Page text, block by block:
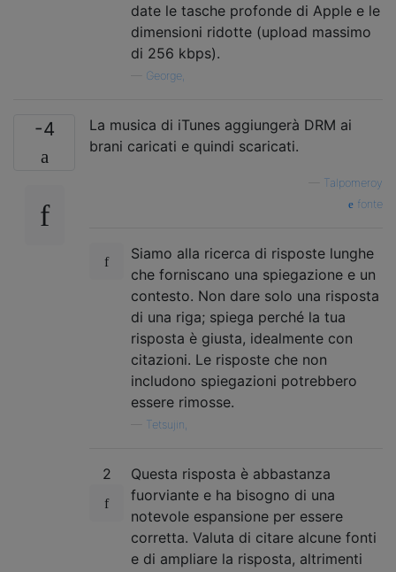
date le tasche profonde di Apple e le
dimensioni ridotte (upload massimo
di 256 kbps).
George,
-4
La musica di iTunes aggiungerà DRM ai
brani caricati e quindi scaricati.
Talpomeroy
fonte
Siamo alla ricerca di risposte lunghe
che forniscano una spiegazione e un
contesto. Non dare solo una risposta
di una riga; spiega perché la tua
risposta è giusta, idealmente con
citazioni. Le risposte che non
includono spiegazioni potrebbero
essere rimosse.
Tetsujin,
2
Questa risposta è abbastanza
fuorviante e ha bisogno di una
notevole espansione per essere
corretta. Valuta di citare alcune fonti
e di ampliare la risposta, altrimenti